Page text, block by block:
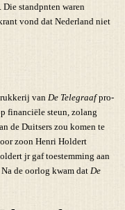
Die standpnten waren
vond dat Nederland niet
van De Telegraafpro-
financiële steun, zolang
de Duitsers zou komen te
zoon Henri Holdert
jr gaf toestemming aan
de oorlog kwam dat De